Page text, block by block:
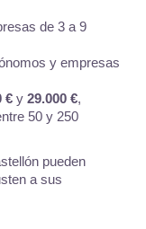
de 3 a 9
y empresas
€ y 29.000 €,
50 y 250
pueden
a sus